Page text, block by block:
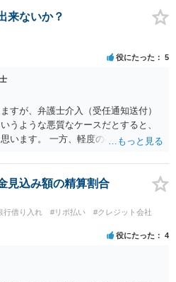
来ないか？
役にたった 5
すが、弁護士介入（受任通知送付）
うような悪質なケースだとすると、
います。 一方、軽度の不注意による
、不許可という結果にはならないと
見込み額の精算割合
行借り入れ #リボ払い
#クレジット会社
役にたった 4